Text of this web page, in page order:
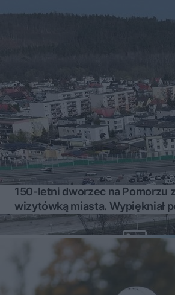
150-letni dworzec na Pomorzu
wizytówką miasta. Wypiękniał